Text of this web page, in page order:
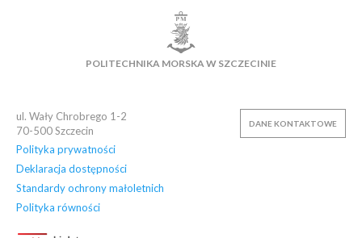
NAUKOWA BAZA DANYCH
OSIEDLE AKADEMICKIE PŁYWALNIA KLUB AZS
POLITECHNIKA MORSKA W SZCZECINIE
ul. Wały Chrobrego 1-2
70-500Szczecin
Polityka prywatności
Deklaracja dostępności
Standardy ochrony małoletnich
Polityka równości
DANE KONTAKTOWE